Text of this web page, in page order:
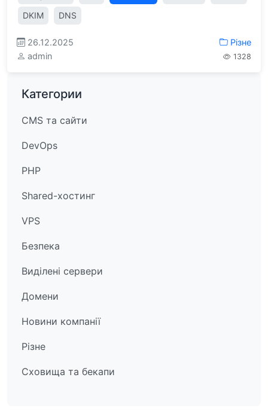
DKIM
DNS
26.12.2025
admin
Різне
1328
Категории
CMS та сайти
DevOps
PHP
Shared-хостинг
VPS
Безпека
Виділені сервери
Домени
Новини компанії
Різне
Сховища та бекапи